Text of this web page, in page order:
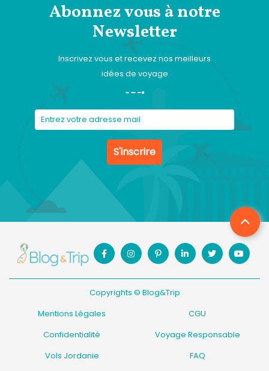
Abonnez vous à notre
Newsletter
Inscrivez vous et recevez nos meilleurs
idées de voyage
S'inscrire
Copyrights © Blog&Trip
Mentions Légales
CGU
Confidentialité
Voyage Responsable
Vols Jordanie
FAQ